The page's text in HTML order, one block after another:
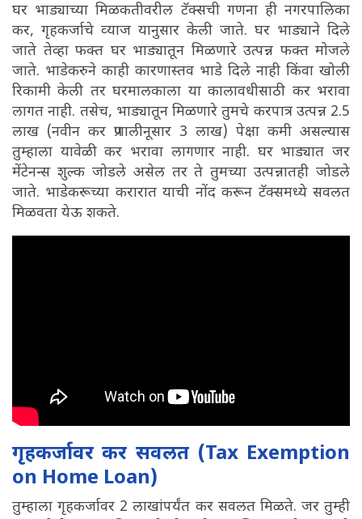
घर भाड्याच्‍या मिळकतीवरील टॅक्सची गणना ही नगरपालिका
कर, गृहकर्जाचे व्‍याज यानुसार केली जाते. घर भाड्याने दिले
जाते तेव्हा फक्त घर भाड्यातून मिळणारे उत्पन्न फक्त मोजले
जाते. भाडेकरुने काही कारणास्तव भाडे दिले नाही किंवा खोली
रिकामी केली तर घरमालकाला या कालावधीसाठी कर भरावा
लागत नाही. तसेच, भाड्यातून मिळणारे तुमचे करपात्र उत्पन्न 2.5
लाख (नवीन कर प्रणालीनूसार 3 लाख) पेक्षा कमी असल्यास
तुम्हाला यावेळी कर भरावा लागणार नाही. घर भाड्यात जर
मेंटेनन्स शुल्क जोडले असेल तर ते तुमच्या उत्पन्नातही जोडले
जाते. भाडेकरूच्या करारात याची नोंद करून टॅक्समध्ये सवलत
मिळवता येऊ शकते.
गृहकर्जावर कर सवलत (Tax Exemption
on Home Loan)
तुम्हाला गृहकर्जावर 2 लाखांपर्यंत कर सवलत मिळते. जर तुम्ही